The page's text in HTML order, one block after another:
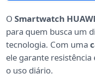
O Smartwatch
para quem busca um
tecnologia. Com uma
ele garante
o uso diário.